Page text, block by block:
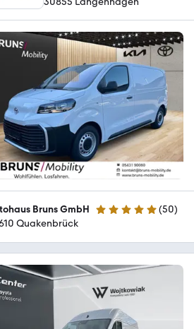
Bruns GmbH 4.8 Sterne (50)
Quakenbrück